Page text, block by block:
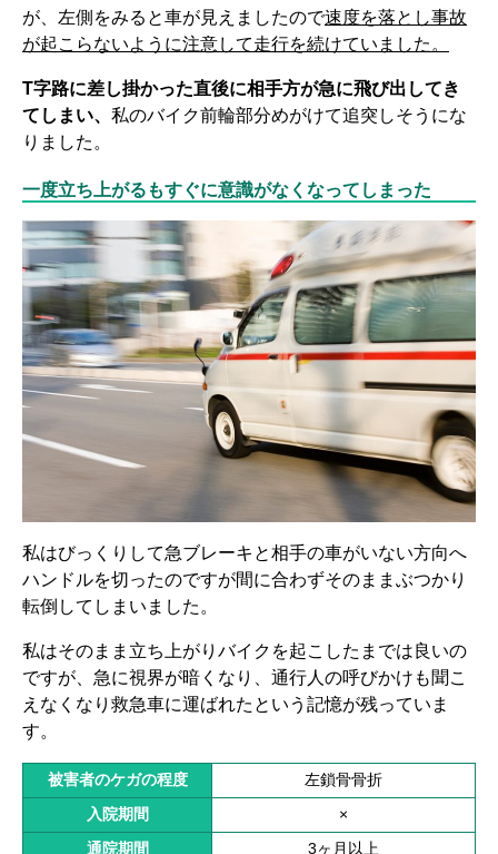
が、左側をみると車が見えましたので速度を落とし事故
が起こらないように注意して走行を続けていました。
T字路に差し掛かった直後に相手方が急に飛び出してき
てしまい、 私のバイク前輪部分めがけて追突しそうにな
りました。
一度立ち上がるもすぐに意識がなくなってしまった
私はびっくりして急ブレーキと相手の車がいない方向へ
ハンドルを切ったのですが間に合わずそのままぶつかり
転倒してしまいました。
私はそのまま立ち上がりバイクを起こしたまでは良いの
ですが、急に視界が暗くなり、通行人の呼びかけも聞こ
えなくなり救急車に運ばれたという記憶が残っていま
す。
被害者のケガの程度 左鎖骨骨折
入院期間 ×
通院期間 3ヶ月以上